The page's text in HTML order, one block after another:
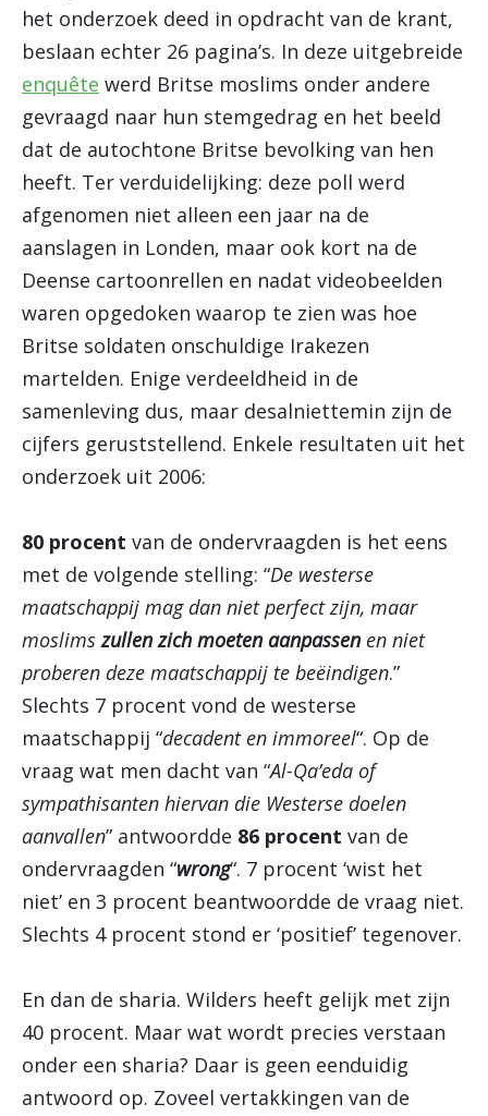
het onderzoek deed in opdracht van de krant,
beslaan echter 26 pagina’s. In deze uitgebreide
enquête werd Britse moslims onder andere
gevraagd naar hun stemgedrag en het beeld
dat de autochtone Britse bevolking van hen
heeft. Ter verduidelijking: deze poll werd
afgenomen niet alleen een jaar na de
aanslagen in Londen, maar ook kort na de
Deense cartoonrellen en nadat videobeelden
waren opgedoken waarop te zien was hoe
Britse soldaten onschuldige Irakezen
martelden. Enige verdeeldheid in de
samenleving dus, maar desalniettemin zijn de
cijfers geruststellend. Enkele resultaten uit het
onderzoek uit 2006:
80 procent van de ondervraagden is het eens
met de volgende stelling: “De westerse
maatschappij mag dan niet perfect zijn, maar
moslimszullen zich moeten aanpassenen niet
proberen deze maatschappij te beëindigen.”
Slechts 7 procent vond de westerse
maatschappij “decadent en immoreel“. Op de
vraag wat men dacht van “Al-Qa’eda of
sympathisanten hiervan die Westerse doelen
aanvallen” antwoordde 86 procent van de
ondervraagden “wrong“. 7 procent ‘wist het
niet’ en 3 procent beantwoordde de vraag niet.
Slechts 4 procent stond er ‘positief’ tegenover.
En dan de sharia. Wilders heeft gelijk met zijn
40 procent. Maar wat wordt precies verstaan
onder een sharia? Daar is geen eenduidig
antwoord op. Zoveel vertakkingen van de